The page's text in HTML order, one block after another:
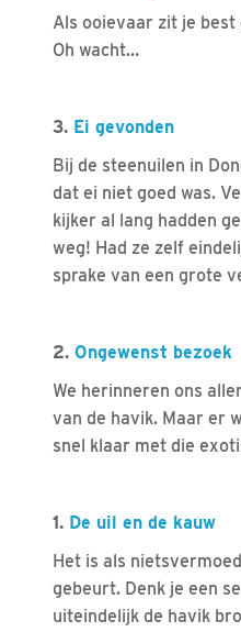
Als ooievaar zit je best
Oh wacht…
3. Ei gevonden
Bij de steenuilen in
dat ei niet goed was.
kijker al lang hadden
weg! Had ze zelf
sprake van een grote
2. Ongewenst bezoek
We herinneren ons
van de havik. Maar er
snel klaar met die
1. De uil en de kauw
Het is als
gebeurt. Denk je een
uiteindelijk de havik